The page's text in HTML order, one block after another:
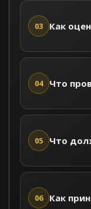
03 Как
04 Что
05 Что
06 Как